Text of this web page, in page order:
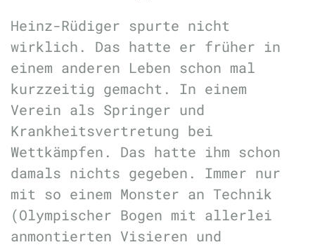
Heinz-Rüdiger spurte nicht
wirklich. Das hatte er früher in
einem anderen Leben schon mal
kurzzeitig gemacht. In einem
Verein als Springer und
Krankheitsvertretung bei
Wettkämpfen. Das hatte ihm schon
damals nichts gegeben. Immer nur
mit so einem Monster an Technik
(Olympischer Bogen mit allerlei
anmontierten Visieren und